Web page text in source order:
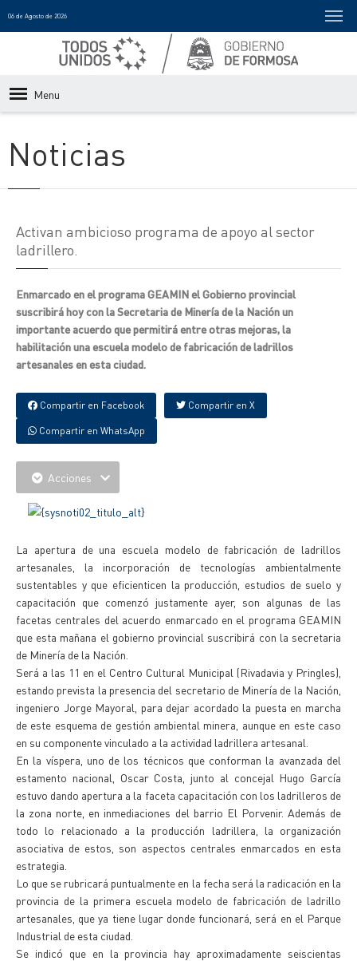
06 de Agosto de 2026
Menu
Noticias
Activan ambicioso programa de apoyo al sector
ladrillero.
Enmarcado en el programa GEAMIN el Gobierno provincial
suscribirá hoy con la Secretaria de Minería de la Nación un
importante acuerdo que permitirá entre otras mejoras, la
habilitación una escuela modelo de fabricación de ladrillos
artesanales en esta ciudad.
Compartir en Facebook Compartir en X
Compartir en WhatsApp
Acciones
La apertura de una escuela modelo de fabricación de ladrillos
artesanales, la incorporación de tecnologías ambientalmente
sustentables y que eficienticen la producción, estudios de suelo y
capacitación que comenzó justamente ayer, son algunas de las
facetas centrales del acuerdo enmarcado en el programa GEAMIN
que esta mañana el gobierno provincial suscribirá con la secretaria
de Minería de la Nación.
Será a las 11 en el Centro Cultural Municipal (Rivadavia y Pringles),
estando prevista la presencia del secretario de Minería de la Nación,
ingeniero Jorge Mayoral, para dejar acordado la puesta en marcha
de este esquema de gestión ambiental minera, aunque en este caso
en su componente vinculado a la actividad ladrillera artesanal.
En la víspera, uno de los técnicos que conforman la avanzada del
estamento nacional, Oscar Costa, junto al concejal Hugo García
estuvo dando apertura a la faceta capacitación con los ladrilleros de
la zona norte, en inmediaciones del barrio El Porvenir. Además de
todo lo relacionado a la producción ladrillera, la organización
asociativa de estos, son aspectos centrales enmarcados en esta
estrategia.
Lo que se rubricará puntualmente en la fecha será la radicación en la
provincia de la primera escuela modelo de fabricación de ladrillo
artesanales, que ya tiene lugar donde funcionará, será en el Parque
Industrial de esta ciudad.
Se indicó que en la provincia hay aproximadamente seiscientas